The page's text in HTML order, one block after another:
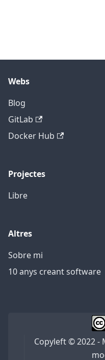
Webs
Blog
GitLab
Docker Hub
Projectes
Libre
Altres
Sobre mi
10 anys creant software
Copyleft © 2022 -